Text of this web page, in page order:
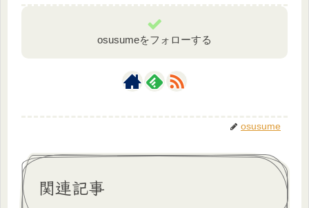
osusumeをフォローする
osusume
関連記事